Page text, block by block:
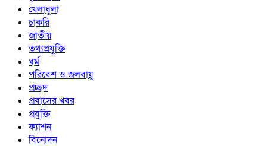
খেলাধুলা
চাকরি
জাতীয়
তথ্যপ্রযুক্তি
ধর্ম
পরিবেশ ও জলবায়ু
প্রচ্ছদ
প্রবাসের খবর
প্রযুক্তি
ফ্যাশন
বিনোদন